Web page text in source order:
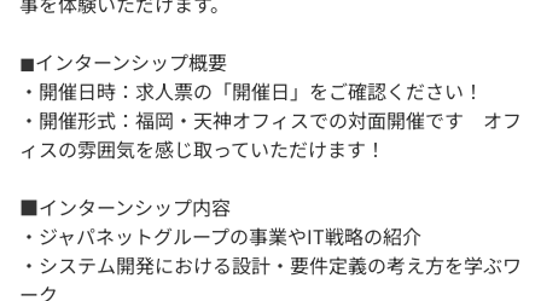
◼︎インターンシップ概要
・開催日時：求人票の「開催日」をご確認ください！
・開催形式：福岡・天神オフィスでの対面開催です オフ
ィスの雰囲気を感じ取っていただけます！
■インターンシップ内容
・ジャパネットグループの事業やIT戦略の紹介
・システム開発における設計・要件定義の考え方を学ぶワ
ーク